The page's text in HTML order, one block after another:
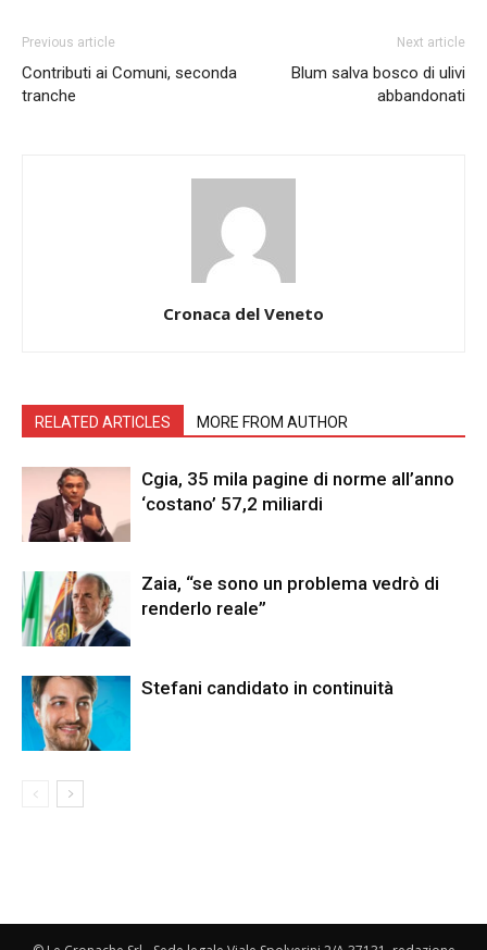
Previous article
Contributi ai Comuni, seconda
tranche
Next article
Blum salva bosco di ulivi
abbandonati
Cronaca del Veneto
RELATED ARTICLES MORE FROM AUTHOR
Cgia, 35 mila pagine di norme all’anno
‘costano’ 57,2 miliardi
Zaia, “se sono un problema vedrò di
renderlo reale”
Stefani candidato in continuità